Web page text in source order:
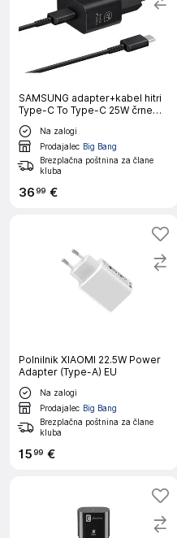
SAMSUNG adapter+kabel hitri
Type-C To Type-C 25W črne
barve
Na zalogi
Prodajalec Big Bang
Brezplačna poštnina za člane
kluba
3699 €
Polnilnik XIAOMI 22.5W Power
Adapter (Type-A) EU
Na zalogi
Prodajalec Big Bang
Brezplačna poštnina za člane
kluba
1599 €